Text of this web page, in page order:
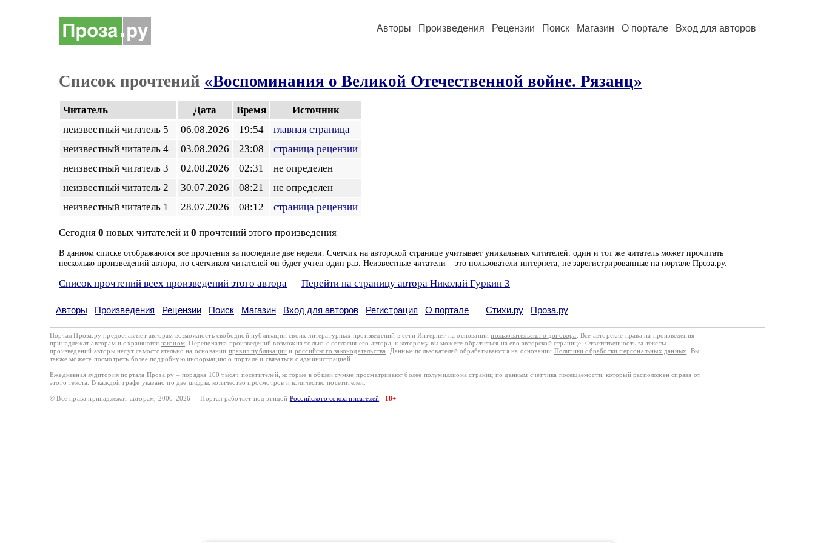
Авторы Произведения Рецензии Поиск Магазин О портале Вход для авторов
Список прочтений «Воспоминания о Великой Отечественной войне. Рязанц»
Читатель Дата Время
Источник
неизвестный читатель 5
06.08.2026 19:54
главная страница
неизвестный читатель 4
03.08.2026 23:08
страница рецензии
неизвестный читатель 3
02.08.2026 02:31
не определен
неизвестный читатель 2
30.07.2026 08:21
не определен
неизвестный читатель 1
28.07.2026 08:12 страница рецензии
Сегодня 0 новых читателей и 0 прочтений этого произведения
В данном списке отображаются все прочтения за последние две недели. Счетчик на авторской странице учитывает уникальных читателей: один и тот же читатель может прочитать
несколько произведений автора, но счетчиком читателей он будет учтен один раз. Неизвестные читатели – это пользователи интернета, не зарегистрированные на портале Проза.ру.
Список прочтений всех произведений этого автора Перейти на страницу автора Николай Гуркин 3
Авторы Произведения Рецензии Поиск Магазин Вход для авторов Регистрация О портале Стихи.ру Проза.ру
Портал Проза.ру предоставляет авторам возможность свободной публикации своих литературных произведений в сети Интернет на основаниипользовательского договора
. Все авторские права на произведения
принадлежат авторам и охраняются законом . Перепечатка произведений возможна только с согласия его автора, к которому вы можете обратиться на его авторской странице. Ответственность за тексты
произведений авторы несут самостоятельно на основании правил публикации и российского законодательства . Данные пользователей обрабатываются на основании Политики обработки персональных данных
. Вы
также можете посмотреть более подробную информацию о портале и связаться с администрацией.
Ежедневная аудитория портала Проза.ру – порядка 100 тысяч посетителей, которые в общей сумме просматривают более полумиллиона страниц по данным счетчика посещаемости, который расположен справа от
этого текста. В каждой графе указано по две цифры: количество просмотров и количество посетителей.
© Все права принадлежат авторам, 2000-2026 Портал работает под эгидой Российского союза писателей 18+